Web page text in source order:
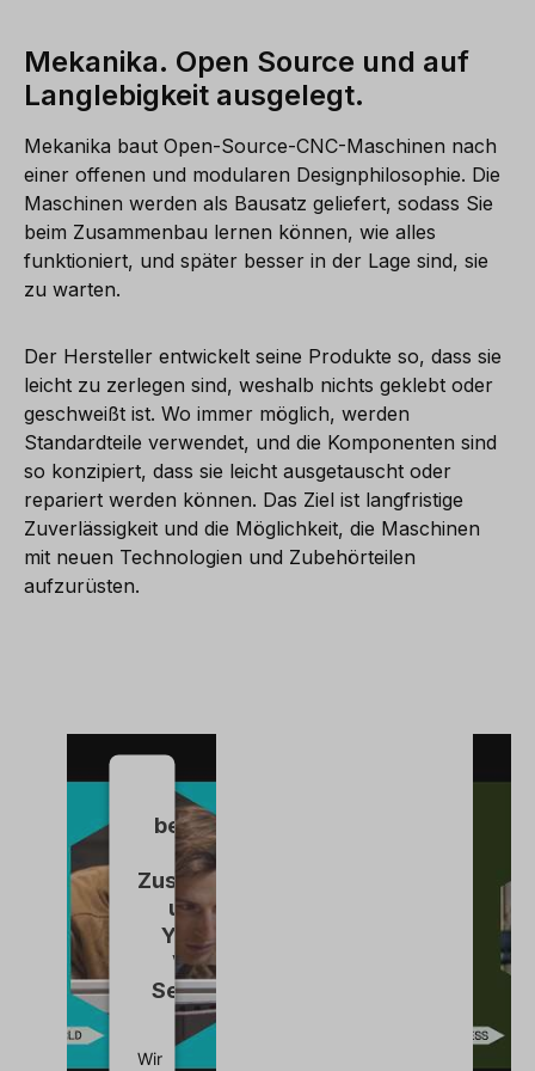
Mekanika. Open Source und auf
Langlebigkeit ausgelegt.
Mekanika baut Open-Source-CNC-Maschinen nach
einer offenen und modularen Designphilosophie. Die
Maschinen werden als Bausatz geliefert, sodass Sie
beim Zusammenbau lernen können, wie alles
funktioniert, und später besser in der Lage sind, sie
zu warten.
Der Hersteller entwickelt seine Produkte so, dass sie
leicht zu zerlegen sind, weshalb nichts geklebt oder
geschweißt ist. Wo immer möglich, werden
Standardteile verwendet, und die Komponenten sind
so konzipiert, dass sie leicht ausgetauscht oder
repariert werden können. Das Ziel ist langfristige
Zuverlässigkeit und die Möglichkeit, die Maschinen
mit neuen Technologien und Zubehörteilen
aufzurüsten.
Wir
benötigen
Ihre
Zustimmung,
um den
YouTube
Video-
Service zu
laden!
Wir